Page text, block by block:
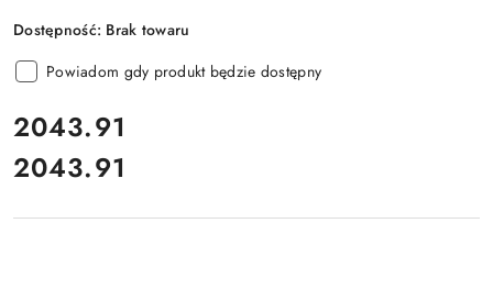
Dostępność: Brak towaru
Powiadom gdy produkt będzie dostępny
cena:
2043.91
Cena:
2043.91